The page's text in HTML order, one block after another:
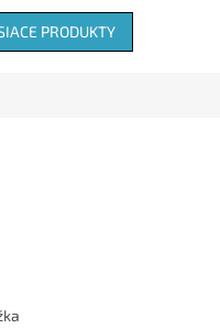
PRODUKTY